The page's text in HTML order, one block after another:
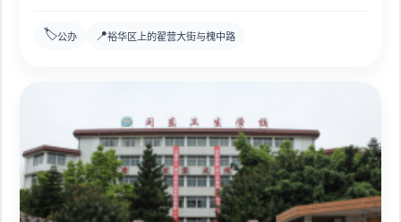
🏷️公办 📍裕华区上的翟营大街与槐中路